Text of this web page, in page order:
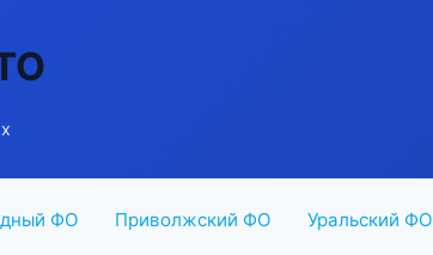
ФО Приволжский ФО Уральский ФО